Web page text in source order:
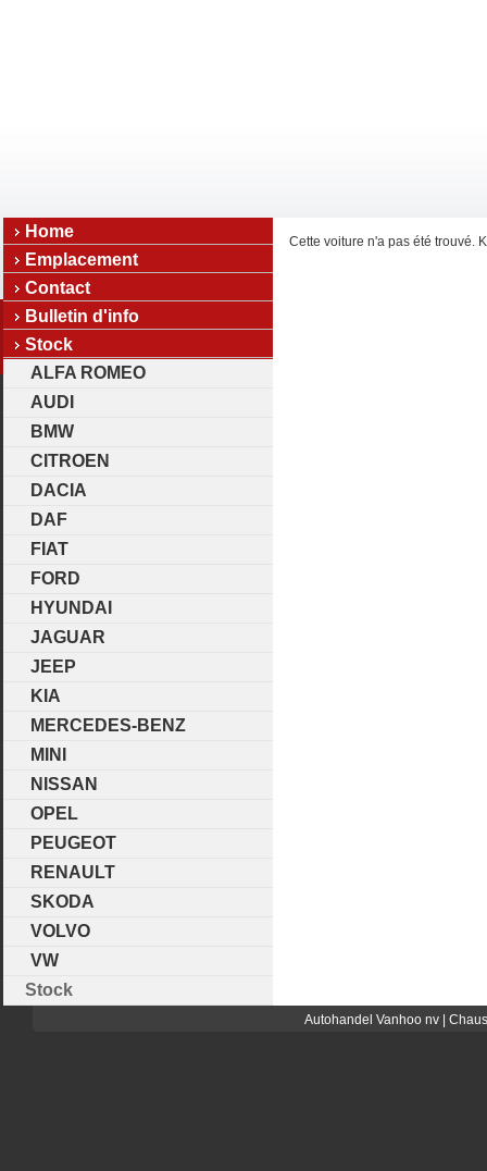
Home
Emplacement
Contact
Bulletin d'info
Stock
ALFA ROMEO
AUDI
BMW
CITROEN
DACIA
DAF
FIAT
FORD
HYUNDAI
JAGUAR
JEEP
KIA
MERCEDES-BENZ
MINI
NISSAN
OPEL
PEUGEOT
RENAULT
SKODA
VOLVO
VW
Stock
Cette voiture n'a pas été trouvé.
Autohandel Vanhoo nv |